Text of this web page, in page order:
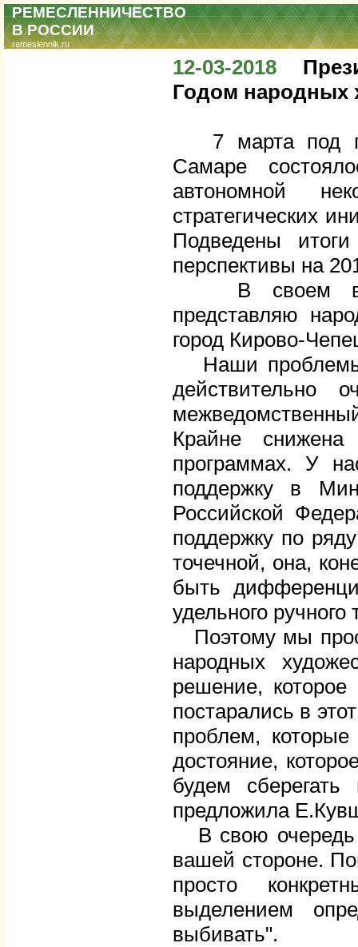
РЕМЕСЛЕННИЧЕСТВО
В РОССИИ
remeslennik.ru
12-03-2018
Годом народных
7 марта под
Самаре
автономной
стратегических
Подведены
перспективы на
В своем
представляю
город Кирово-
Наши проблемы
Крайне
программах. У
поддержку в
Российской
поддержку по
точечной, она,
быть
удельного
Поэтому мы
народных
решение,
постарались в
проблем,
достояние,
будем
предложила
В свою очередь
вашей стороне.
просто
выделением
выбивать".